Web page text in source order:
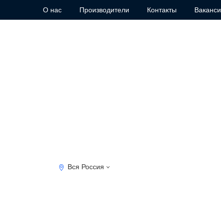
О нас Производители Контакты
Вся Россия